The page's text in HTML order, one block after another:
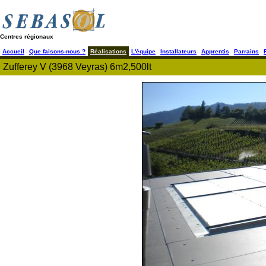
Centres régionaux
Accueil Que faisons-nous ? Réalisations L'équipe Installateurs Apprentis Parrains
Zufferey V (3968 Veyras) 6m2,500lt